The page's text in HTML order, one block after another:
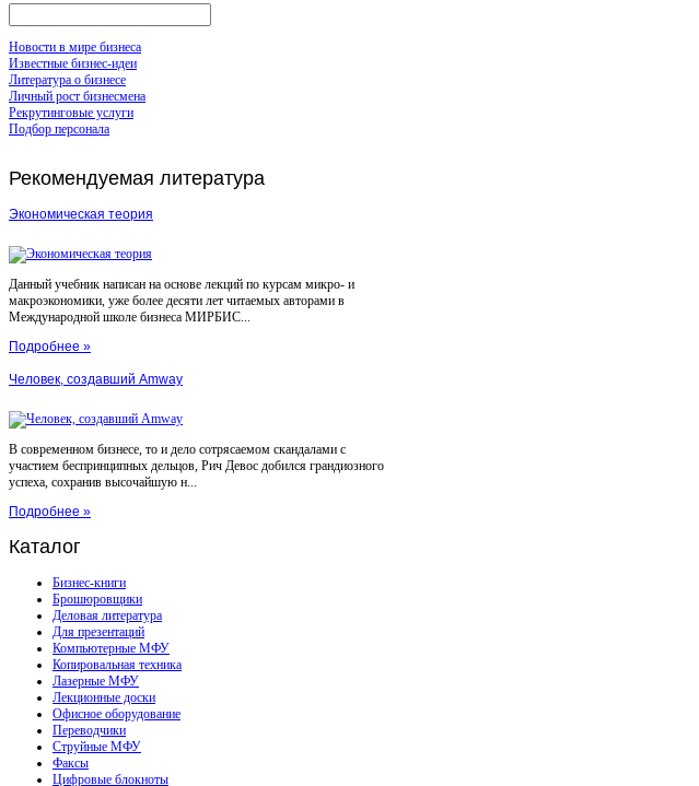
Новости в мире бизнеса
Известные бизнес-идеи
Литература о бизнесе
Личный рост бизнесмена
Рекрутинговые услуги
Подбор персонала
Рекомендуемая литература
Экономическая теория
Данный учебник написан на основе лекций по курсам микро- и
макроэкономики, уже более десяти лет читаемых авторами в
Международной школе бизнеса МИРБИС...
Подробнее »
Человек, создавший Amway
В современном бизнесе, то и дело сотрясаемом скандалами с
участием беспринципных дельцов, Рич Девос добился грандиозного
успеха, сохранив высочайшую н...
Подробнее »
Каталог
Бизнес-книги
Брошюровщики
Деловая литература
Для презентаций
Компьютерные МФУ
Копировальная техника
Лазерные МФУ
Лекционные доски
Офисное оборудование
Переводчики
Струйные МФУ
Факсы
Цифровые блокноты